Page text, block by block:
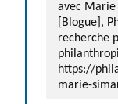
avec Marie
[Blogue],
recherche
https://
marie-